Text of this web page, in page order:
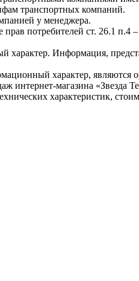
транспортных компаний.
у менеджера.
потребителей ст. 26.1
характер. Информация,
характер,
интернет-магазина «Звезда
характеристик,